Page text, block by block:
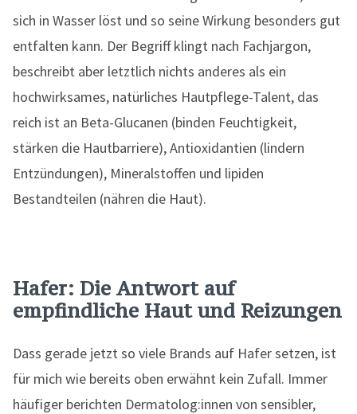
sich in Wasser löst und so seine Wirkung besonders gut
entfalten kann. Der Begriff klingt nach Fachjargon,
beschreibt aber letztlich nichts anderes als ein
hochwirksames, natürliches Hautpflege-Talent, das
reich ist an Beta-Glucanen (binden Feuchtigkeit,
stärken die Hautbarriere), Antioxidantien (lindern
Entzündungen), Mineralstoffen und lipiden
Bestandteilen (nähren die Haut).
Hafer: Die Antwort auf
empfindliche Haut und Reizungen
Dass gerade jetzt so viele Brands auf Hafer setzen, ist
für mich wie bereits oben erwähnt kein Zufall. Immer
häufiger berichten Dermatolog:innen von sensibler,